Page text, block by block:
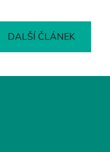
DALŠÍ ČLÁNEK